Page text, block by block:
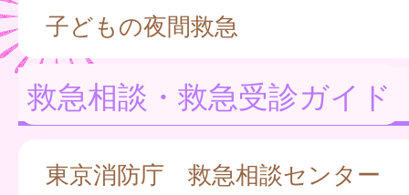
子どもの夜間救急
救急相談・救急受診ガイド
東京消防庁 救急相談センター